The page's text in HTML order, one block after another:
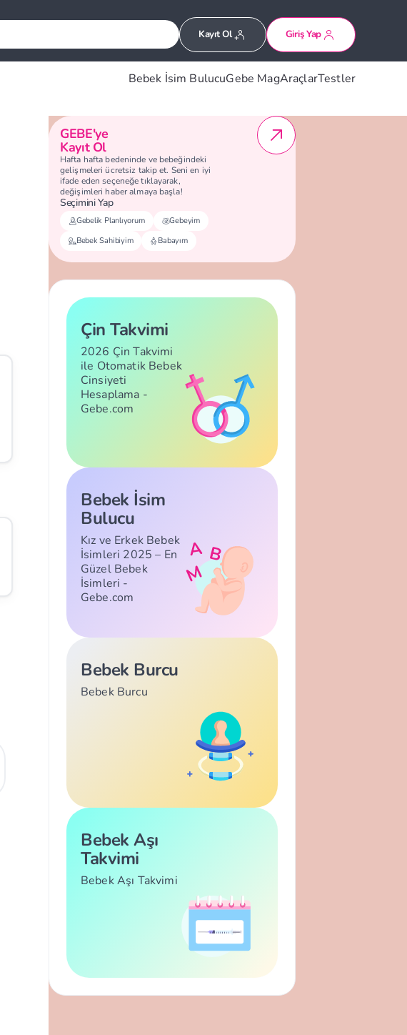
Kayıt Ol Giriş Yap
Bebek İsim BulucuGebe MagAraçlarTestler
GEBE'ye
Kayıt Ol
Hafta hafta bedeninde ve bebeğindeki
gelişmeleri ücretsiz takip et. Seni en iyi
ifade eden seçeneğe tıklayarak,
değişimleri haber almaya başla!
Seçimini Yap
Gebelik Planlıyorum
Gebeyim
Bebek Sahibiyim
Babayım
Çin Takvimi
2026 Çin Takvimi
ile Otomatik Bebek
Cinsiyeti
Hesaplama -
Gebe.com
Bebek İsim
Bulucu
Kız ve Erkek Bebek
İsimleri 2025 – En
Güzel Bebek
İsimleri -
Gebe.com
Bebek Burcu
Bebek Burcu
Bebek Aşı
Takvimi
Bebek Aşı Takvimi